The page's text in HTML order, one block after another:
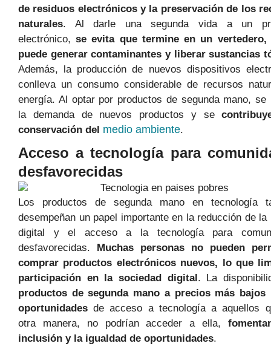
de residuos electrónicos y la preservación de los
naturales. Al darle una segunda vida a un
electrónico,se evita que termine en un vertedero,
puede generar contaminantes y liberar sustancias
Además, la producción de nuevos dispositivos
conlleva un consumo considerable de recursos
energía. Al optar por productos de segunda mano, se
la demanda de nuevos productos y se
conservación del medio ambiente.
Acceso a tecnología para
desfavorecidas
Los productos de segunda mano en tecnología
desempeñan un papel importante en la reducción de la
digital y el acceso a la tecnología para
desfavorecidas. Muchas personas no pueden
comprar productos electrónicos nuevos, lo que
participación en la sociedad digital. La
productos de segunda mano a precios más bajos
oportunidadesde acceso a tecnología a aquellos
otra manera, no podrían acceder a ella,
inclusión y la igualdad de oportunidades.